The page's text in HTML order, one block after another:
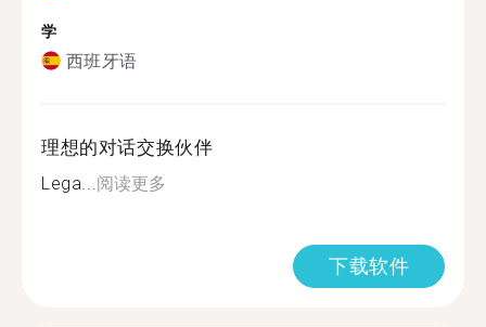
学
西班牙语
理想的对话交换伙伴
Lega... 阅读更多
下载软件